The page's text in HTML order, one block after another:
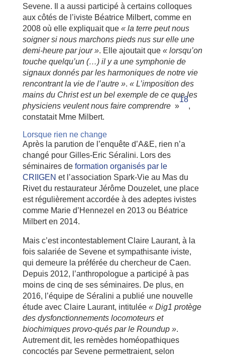
Sevene. Il a aussi participé à certains colloques
aux côtés de l’iviste Béatrice Milbert, comme en
2008 où elle expliquait que « la terre peut nous
soigner si nous marchons pieds nus sur elle une
demi-heure par jour ». Elle ajoutait que « lorsqu’on
touche quelqu’un (…) il y a une symphonie de
signaux donnés par les harmoniques de notre vie
rencontrant la vie de l’autre ». « L’imposition des
mains du Christ est un bel exemple de ce que les
physiciens veulent nous faire comprendre »
18
,
constatait Mme Milbert.
Lorsque rien ne change
Après la parution de l’enquête d’A&E, rien n’a
changé pour Gilles-Eric Séralini. Lors des
séminaires de formation organisés par le
CRIIGEN et l’association Spark-Vie au Mas du
Rivet du restaurateur Jérôme Douzelet, une place
est régulièrement accordée à des adeptes ivistes
comme Marie d’Hennezel en 2013 ou Béatrice
Milbert en 2014.
Mais c’est incontestablement Claire Laurant, à la
fois salariée de Sevene et sympathisante iviste,
qui demeure la préférée du chercheur de Caen.
Depuis 2012, l’anthropologue a participé à pas
moins de cinq de ses séminaires. De plus, en
2016, l’équipe de Séralini a publié une nouvelle
étude avec Claire Laurant, intitulée « Dig1 protège
des dysfonctionnements locomoteurs et
biochimiques provo-qués par le Roundup ».
Autrement dit, les remèdes homéopathiques
concoctés par Sevene permettraient, selon